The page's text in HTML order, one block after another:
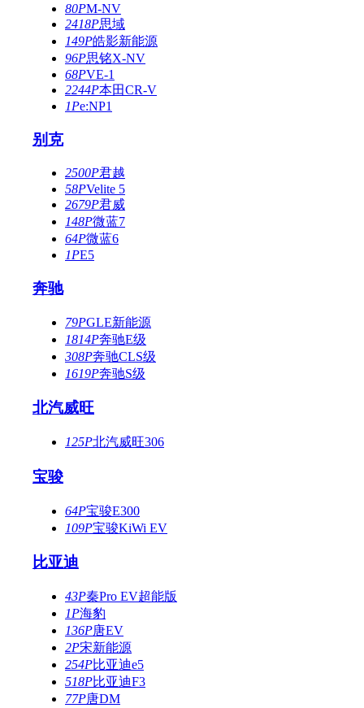
80PM-NV
2418P思域
149P皓影新能源
96P思铭X-NV
68PVE-1
2244P本田CR-V
1Pe:NP1
别克
2500P君越
58PVelite 5
2679P君威
148P微蓝7
64P微蓝6
1PE5
奔驰
79PGLE新能源
1814P奔驰E级
308P奔驰CLS级
1619P奔驰S级
北汽威旺
125P北汽威旺306
宝骏
64P宝骏E300
109P宝骏KiWi EV
比亚迪
43P秦Pro EV超能版
1P海豹
136P唐EV
2P宋新能源
254P比亚迪e5
518P比亚迪F3
77P唐DM